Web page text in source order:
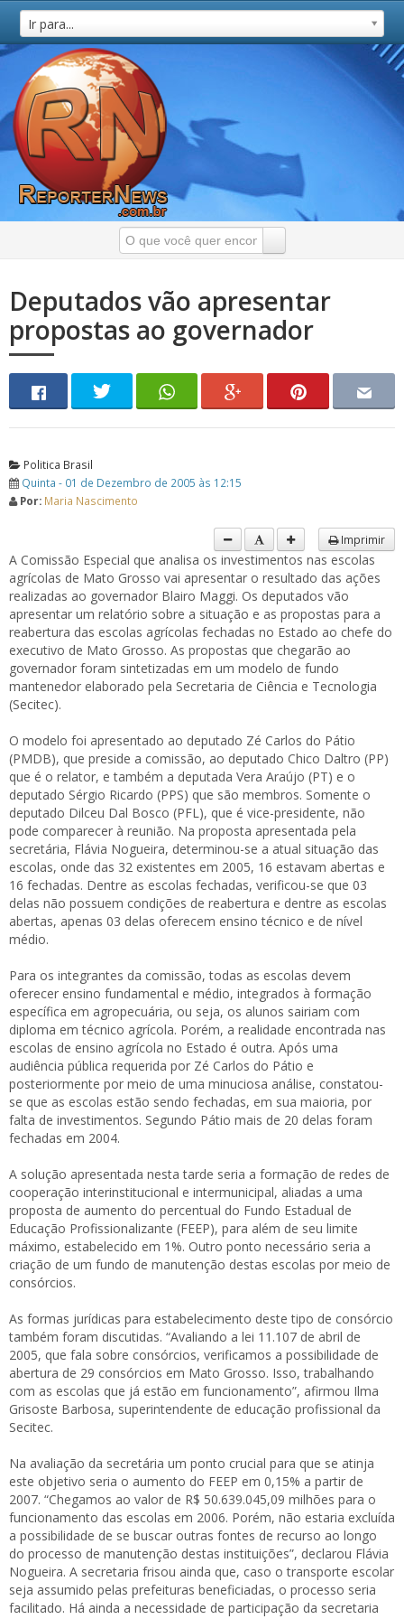
Ir para...
Deputados vão apresentar
propostas ao governador
Politica Brasil
Quinta - 01 de Dezembro de 2005 às 12:15
Por: Maria Nascimento
Imprimir
A Comissão Especial que analisa os investimentos nas escolas
agrícolas de Mato Grosso vai apresentar o resultado das ações
realizadas ao governador Blairo Maggi. Os deputados vão
apresentar um relatório sobre a situação e as propostas para a
reabertura das escolas agrícolas fechadas no Estado ao chefe do
executivo de Mato Grosso. As propostas que chegarão ao
governador foram sintetizadas em um modelo de fundo
mantenedor elaborado pela Secretaria de Ciência e Tecnologia
(Secitec).
O modelo foi apresentado ao deputado Zé Carlos do Pátio
(PMDB), que preside a comissão, ao deputado Chico Daltro (PP)
que é o relator, e também a deputada Vera Araújo (PT) e o
deputado Sérgio Ricardo (PPS) que são membros. Somente o
deputado Dilceu Dal Bosco (PFL), que é vice-presidente, não
pode comparecer à reunião. Na proposta apresentada pela
secretária, Flávia Nogueira, determinou-se a atual situação das
escolas, onde das 32 existentes em 2005, 16 estavam abertas e
16 fechadas. Dentre as escolas fechadas, verificou-se que 03
delas não possuem condições de reabertura e dentre as escolas
abertas, apenas 03 delas oferecem ensino técnico e de nível
médio.
Para os integrantes da comissão, todas as escolas devem
oferecer ensino fundamental e médio, integrados à formação
específica em agropecuária, ou seja, os alunos sairiam com
diploma em técnico agrícola. Porém, a realidade encontrada nas
escolas de ensino agrícola no Estado é outra. Após uma
audiência pública requerida por Zé Carlos do Pátio e
posteriormente por meio de uma minuciosa análise, constatou-
se que as escolas estão sendo fechadas, em sua maioria, por
falta de investimentos. Segundo Pátio mais de 20 delas foram
fechadas em 2004.
A solução apresentada nesta tarde seria a formação de redes de
cooperação interinstitucional e intermunicipal, aliadas a uma
proposta de aumento do percentual do Fundo Estadual de
Educação Profissionalizante (FEEP), para além de seu limite
máximo, estabelecido em 1%. Outro ponto necessário seria a
criação de um fundo de manutenção destas escolas por meio de
consórcios.
As formas jurídicas para estabelecimento deste tipo de consórcio
também foram discutidas. “Avaliando a lei 11.107 de abril de
2005, que fala sobre consórcios, verificamos a possibilidade de
abertura de 29 consórcios em Mato Grosso. Isso, trabalhando
com as escolas que já estão em funcionamento”, afirmou Ilma
Grisoste Barbosa, superintendente de educação profissional da
Secitec.
Na avaliação da secretária um ponto crucial para que se atinja
este objetivo seria o aumento do FEEP em 0,15% a partir de
2007. “Chegamos ao valor de R$ 50.639.045,09 milhões para o
funcionamento das escolas em 2006. Porém, não estaria excluída
a possibilidade de se buscar outras fontes de recurso ao longo
do processo de manutenção destas instituições”, declarou Flávia
Nogueira. A secretaria frisou ainda que, caso o transporte escolar
seja assumido pelas prefeituras beneficiadas, o processo seria
facilitado. Há ainda a necessidade de participação da secretaria